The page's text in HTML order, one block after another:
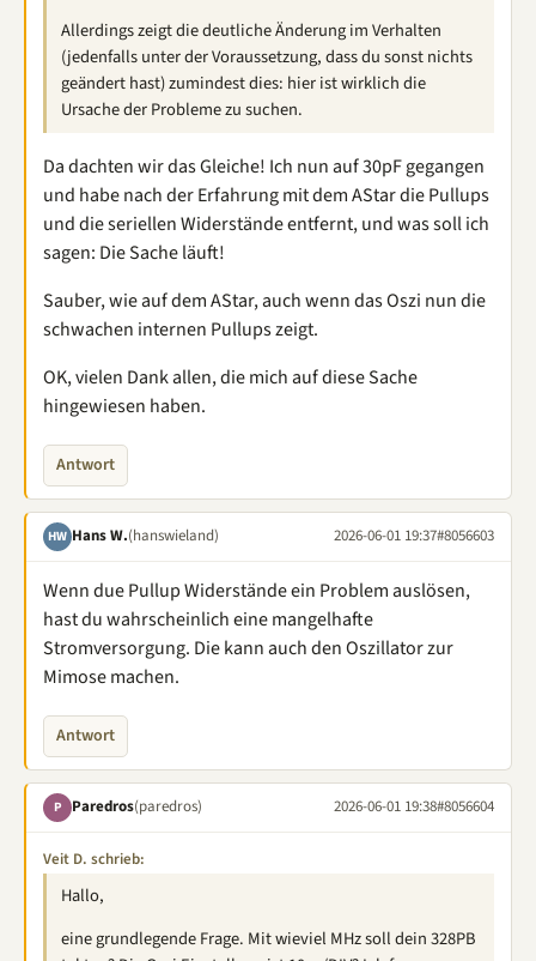
Allerdings zeigt die deutliche Änderung im Verhalten
(jedenfalls unter der Voraussetzung, dass du sonst nichts
geändert hast) zumindest dies: hier ist wirklich die
Ursache der Probleme zu suchen.
Da dachten wir das Gleiche! Ich nun auf 30pF gegangen
und habe nach der Erfahrung mit dem AStar die Pullups
und die seriellen Widerstände entfernt, und was soll ich
sagen: Die Sache läuft!
Sauber, wie auf dem AStar, auch wenn das Oszi nun die
schwachen internen Pullups zeigt.
OK, vielen Dank allen, die mich auf diese Sache
hingewiesen haben.
Antwort
HW Hans W.(hanswieland) 2026-06-01 19:37#8056603
Wenn due Pullup Widerstände ein Problem auslösen,
hast du wahrscheinlich eine mangelhafte
Stromversorgung. Die kann auch den Oszillator zur
Mimose machen.
Antwort
P Paredros(paredros) 2026-06-01 19:38#8056604
Veit D. schrieb:
Hallo,
eine grundlegende Frage. Mit wieviel MHz soll dein 328PB